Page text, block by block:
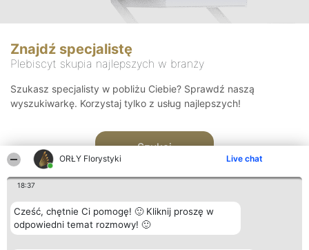
ORŁY Florystyki Live chat
18:37
Cześć, chętnie Ci pomogę! 🙂 Kliknij proszę w
odpowiedni temat rozmowy! 🙂
Znajdź specjalistę
Plebiscyt skupia najlepszych w branży
Szukasz specjalisty w pobliżu Ciebie? Sprawdź naszą
wyszukiwarkę. Korzystaj tylko z usług najlepszych!
Szukaj